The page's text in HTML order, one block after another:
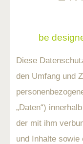
be
Diese
den Umfang und
„Daten“)
der mit ihm
und Inhalte